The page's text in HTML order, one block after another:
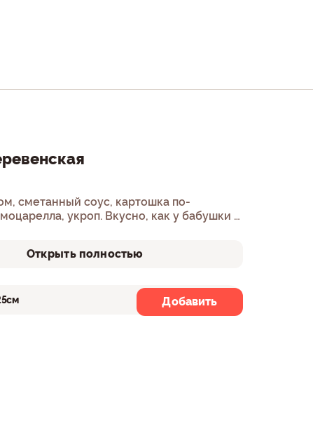
сметанный соус, картошка по-
укроп. Вкусно, как у бабушки –
Открыть полностью
30см
Добавить